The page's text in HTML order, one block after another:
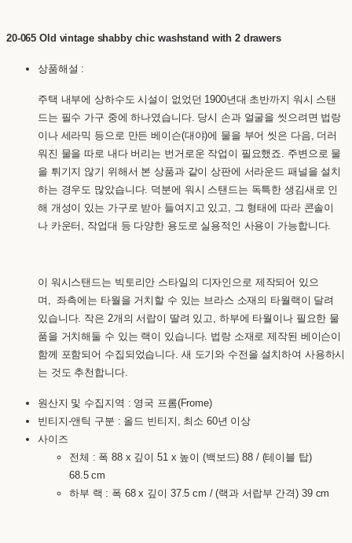
20-065 Old vintage shabby chic washstand with 2 drawers
상품해설 :
주택 내부에 상하수도 시설이 없었던 1900년대 초반까지 워시 스탠
드는 필수 가구 중에 하나였습니다. 당시 손과 얼굴을 씻으려면 법랑
이나 세라믹 등으로 만든 베이슨(대야)에 물을 부어 씻은 다음, 더러
워진 물을 따로 내다 버리는 번거로운 작업이 필요했죠. 주변으로 물
을 튀기지 않기 위해서 본 상품과 같이 상판에 서라운드 패널을 설치
하는 경우도 많았습니다. 덕분에 워시 스탠드는 독특한 생김새로 인
해 개성이 있는 가구로 받아 들여지고 있고, 그 형태에 따라 콘솔이
나 카운터, 작업대 등 다양한 용도로 실용적인 사용이 가능합니다.
이 워시스탠드는 빅토리안 스타일의 디자인으로 제작되어 있으
며, 좌측에는 타월을 거치할 수 있는 브라스 소재의 타월랙이 달려
있습니다. 작은 2개의 서랍이 딸려 있고, 하부에 타월이나 필요한 물
품을 거치해둘 수 있는 랙이 있습니다. 법랑 소재로 제작된 베이슨이
함께 포함되어 수집되었습니다. 새 도기와 수전을 설치하여 사용하시
는 것도 추천합니다.
원산지 및 수집지역 : 영국 프롬(Frome)
빈티지-앤틱 구분 : 올드 빈티지, 최소 60년 이상
사이즈
전체 : 폭 88 x 깊이 51 x 높이 (백보드) 88 / (테이블 탑)
68.5 cm
하부 랙 : 폭 68 x 깊이 37.5 cm / (랙과 서랍부 간격) 39 cm